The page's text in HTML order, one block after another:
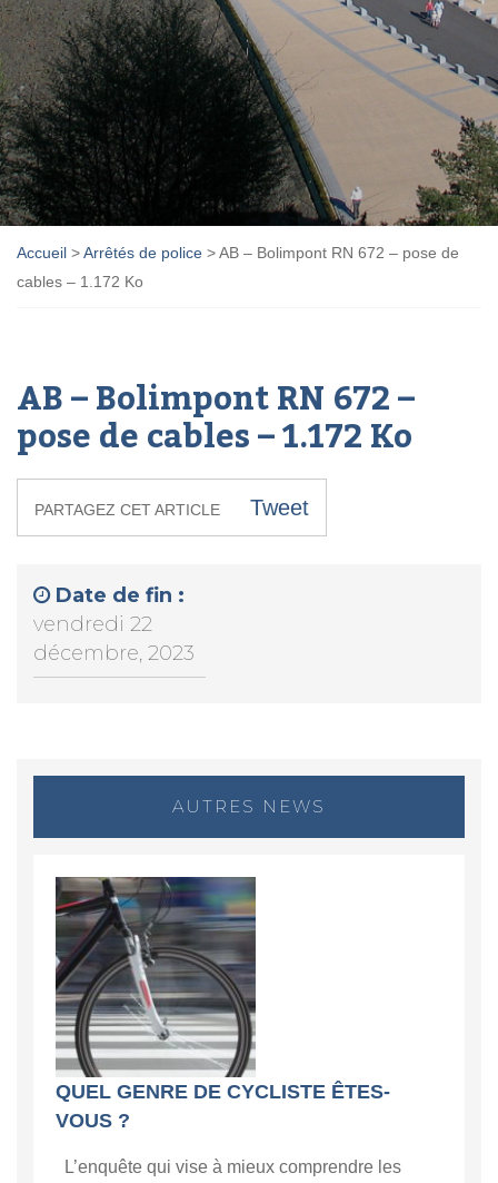
Accueil >Arrêtés de police >AB – Bolimpont RN 672 – pose de
cables – 1.172 Ko
AB – Bolimpont RN 672 –
pose de cables – 1.172 Ko
PARTAGEZ CET ARTICLE Tweet
Date de fin :
vendredi 22
décembre, 2023
AUTRES NEWS
QUEL GENRE DE CYCLISTE ÊTES-
VOUS ?
L’enquête qui vise à mieux comprendre les